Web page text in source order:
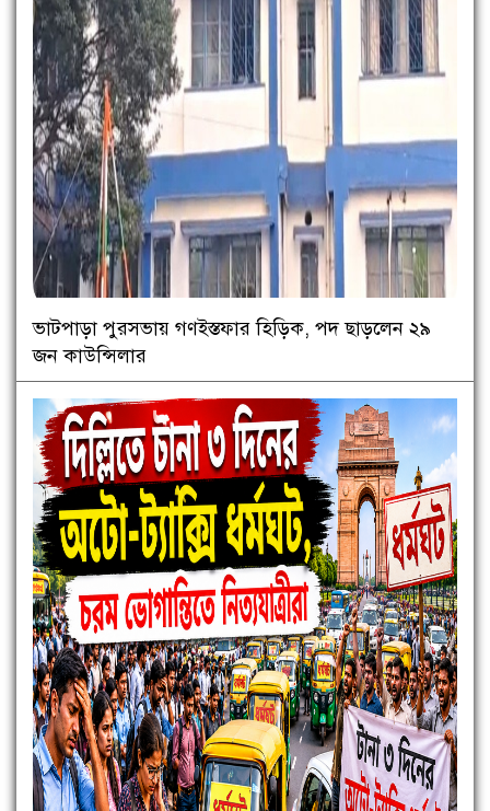
ভাটপাড়া পুরসভায় গণইস্তফার হিড়িক, পদ ছাড়লেন ২৯
জন কাউন্সিলার